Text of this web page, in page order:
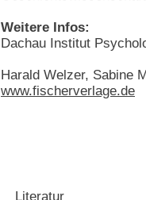
Weitere Infos:
Dachau Institut
Harald Welzer, Sabine
www.fischerverlage.de
Literatur